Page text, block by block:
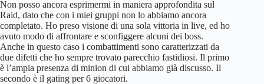
Non posso ancora esprimermi in maniera approfondita sul
Raid, dato che con i miei gruppi non lo abbiamo ancora
completato. Ho preso visione di una sola vittoria in live, ed ho
avuto modo di affrontare e sconfiggere alcuni dei boss.
Anche in questo caso i combattimenti sono caratterizzati da
due difetti che ho sempre trovato parecchio fastidiosi. Il primo
è l’ampia presenza di minion di cui abbiamo già discusso. Il
secondo è il gating per 6 giocatori.